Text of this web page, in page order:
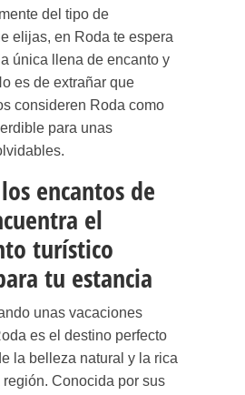
del tipo de
elijas, en Roda te espera
única llena de encanto y
es de extrañar que
consideren Roda como
para unas
encantos de
el
turístico
tu estancia
unas vacaciones
es el destino perfecto
la belleza natural y la rica
Conocida por sus